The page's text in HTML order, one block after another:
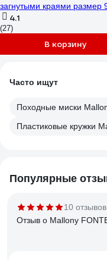
загнутыми краями размер
00 3057
4.1
(27)
В корзину
Часто ищут
Походные миски
Пластиковые кружки
Популярные
10 отзывов
Отзыв о Mallony